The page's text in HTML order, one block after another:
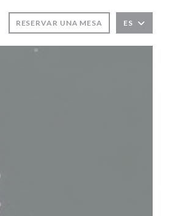
RESERVAR UNA MESA ES